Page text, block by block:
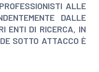
ALLE
DALLE
ENTI DI RICERCA, IN
SOTTO ATTACCO È